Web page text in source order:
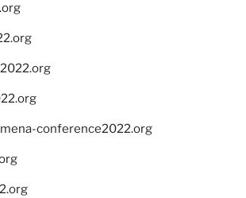
conference2022.org